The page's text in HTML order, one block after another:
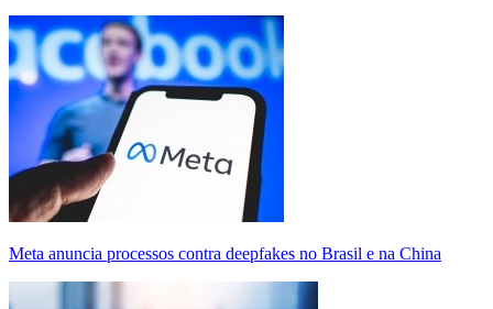
Meta anuncia processos contra deepfakes no Brasil e na China